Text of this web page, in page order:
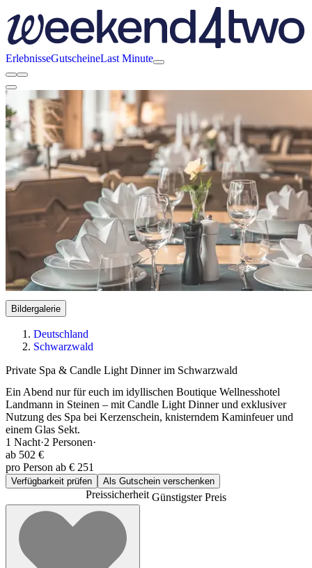
ErlebnisseGutscheineLast Minute
Bildergalerie
Deutschland
Schwarzwald
Private Spa & Candle Light Dinner im Schwarzwald
Ein Abend nur für euch im idyllischen Boutique Wellnesshotel
Landmann in Steinen – mit Candle Light Dinner und exklusiver
Nutzung des Spa bei Kerzenschein, knisterndem Kaminfeuer und
einem Glas Sekt.
1 Nacht·2 Personen·
ab 502 €
pro Person ab € 251
Verfügbarkeit prüfen Als Gutschein verschenken
PreissicherheitGünstigster Preis